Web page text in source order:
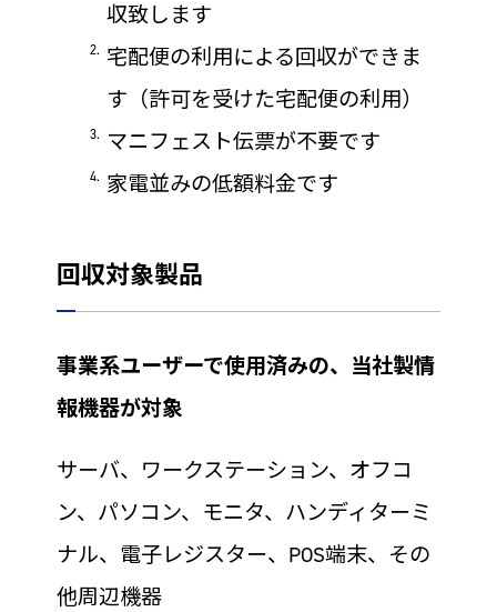
収致します
宅配便の利用による回収ができま
す（許可を受けた宅配便の利用）
マニフェスト伝票が不要です
家電並みの低額料金です
回収対象製品
事業系ユーザーで使用済みの、当社製情
報機器が対象
サーバ、ワークステーション、オフコ
ン、パソコン、モニタ、ハンディターミ
ナル、電子レジスター、POS端末、その
他周辺機器